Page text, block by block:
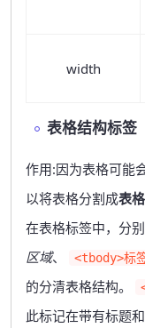
width
表格结构标签
作用:因为表格可能
以将表格分割成表
在表格标签中，分别
区域、 <tbody>标
的分清表格结构。
此标记在带有标题